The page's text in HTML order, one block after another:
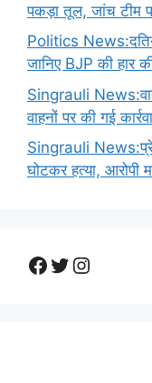
पकड़ा तूल, जांच टीम
Politics
जानिए BJP की हार
Singrauli
वाहनों पर की गई
Singrauli
घोटकर हत्या, आरोपी
Facebook
Twitter